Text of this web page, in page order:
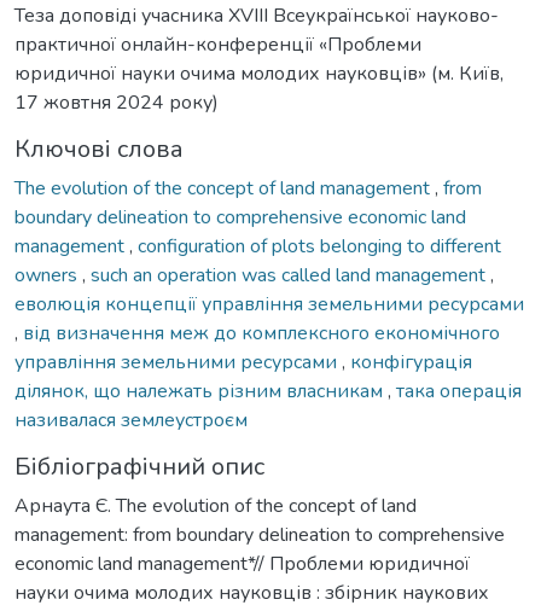
Теза доповіді учасника XVIII Всеукраїнської науково-
практичної онлайн-конференції «Проблеми
юридичної науки очима молодих науковців» (м. Київ,
17 жовтня 2024 року)
Ключові слова
The evolution of the concept of land management, from
boundary delineation to comprehensive economic land
management, configuration of plots belonging to different
owners , such an operation was called land management,
еволюція концепції управління земельними ресурсами
, від визначення меж до комплексного економічного
управління земельними ресурсами , конфігурація
ділянок, що належать різним власникам , така операція
називалася землеустроєм
Бібліографічний опис
Арнаута Є. The evolution of the concept of land
management: from boundary delineation to comprehensive
economic land management*// Проблеми юридичної
науки очима молодих науковців : збірник наукових